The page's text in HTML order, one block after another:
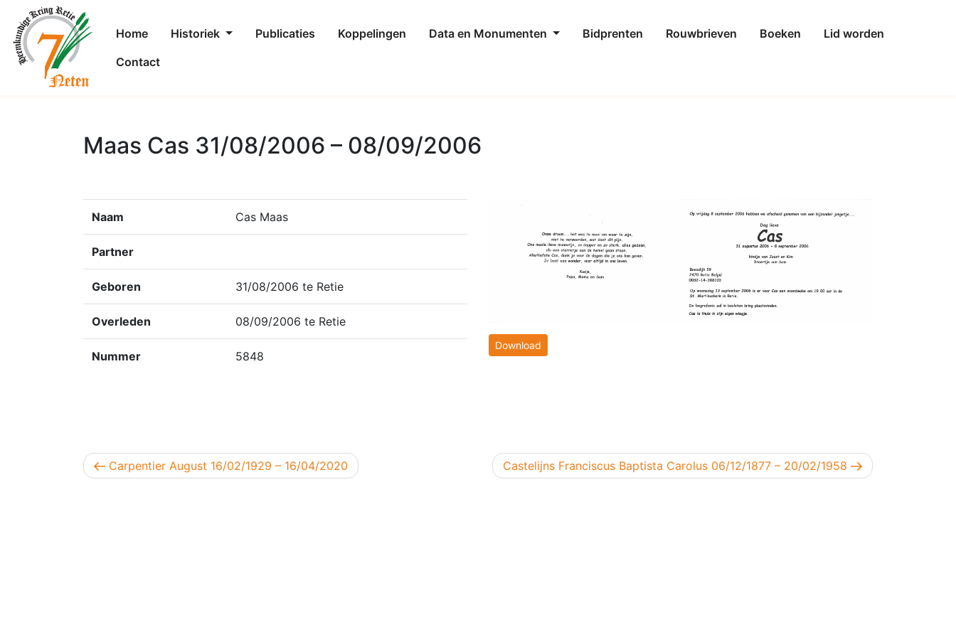
Home Historiek Publicaties Koppelingen Data en Monumenten Bidprenten Rouwbrieven Boeken
Lid worden
Contact
Maas Cas 31/08/2006 – 08/09/2006
Naam Cas Maas
Partner
Geboren 31/08/2006 te Retie
Overleden 08/09/2006 te Retie
Nummer 5848
Download
Berichtnavigatie
Vorig bericht
Carpentier August 16/02/1929 – 16/04/2020 Volgend bericht
Castelijns Franciscus Baptista Carolus 06/12/1877 – 20/02/1958